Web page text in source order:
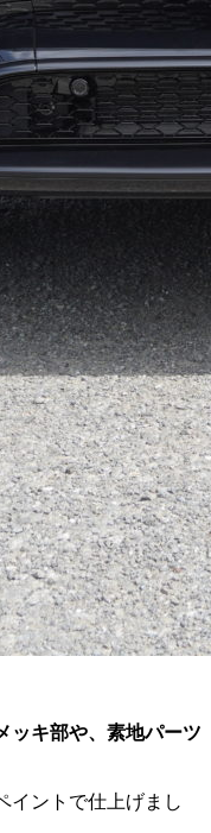
ッキ部や、素地パーツ
イントで仕上げまし